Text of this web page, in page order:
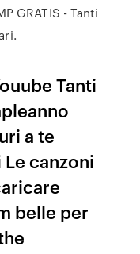
GRATIS - Tanti
Tanti
a te
canzoni
belle per